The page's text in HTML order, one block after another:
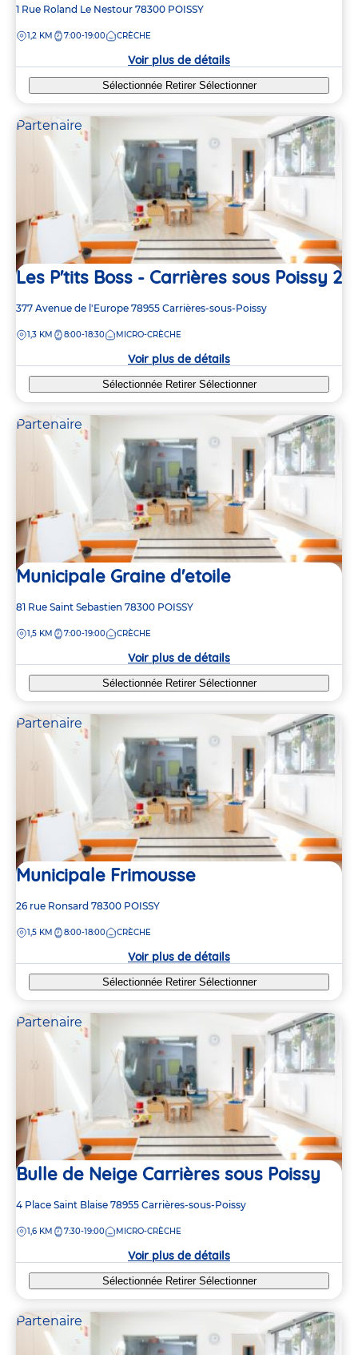
Adresse
la
1 Rue Roland Le Nestour 78300 POISSY
DISTANCE
1,2 KM 7:00-19:00 CRÈCHE
Voir plus de détails
Sélectionnée Retirer Sélectionner
Partenaire
Les P'tits Boss - Carrières sous Poissy 2
Adresse
la
377 Avenue de l'Europe 78955 Carrières-sous-Poissy
DISTANCE
1,3 KM 8:00-18:30 MICRO-CRÈCHE
Voir plus de détails
Sélectionnée Retirer Sélectionner
Partenaire
Municipale Graine d'etoile
Adresse
la
81 Rue Saint Sebastien 78300 POISSY
DISTANCE
1,5 KM 7:00-19:00 CRÈCHE
Voir plus de détails
Sélectionnée Retirer Sélectionner
Partenaire
Municipale Frimousse
Adresse
la
26 rue Ronsard 78300 POISSY
DISTANCE
1,5 KM 8:00-18:00 CRÈCHE
Voir plus de détails
Sélectionnée Retirer Sélectionner
Partenaire
Bulle de Neige Carrières sous Poissy
Adresse
la
4 Place Saint Blaise 78955 Carrières-sous-Poissy
DISTANCE
1,6 KM 7:30-19:00 MICRO-CRÈCHE
Voir plus de détails
Sélectionnée Retirer Sélectionner
Partenaire
6
6